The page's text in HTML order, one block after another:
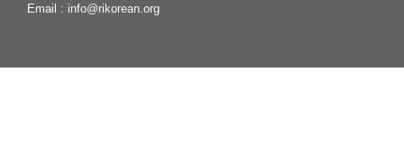
Email : info@rikorean.org